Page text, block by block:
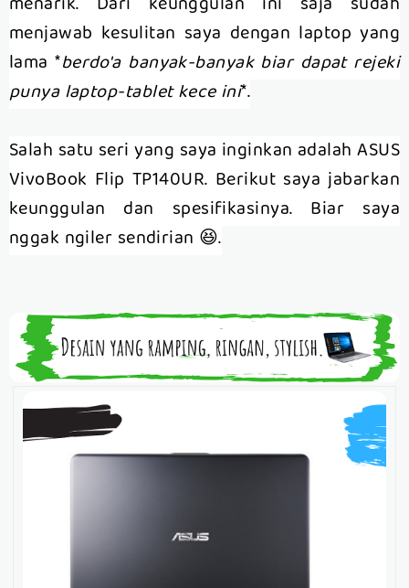
menjawab kesulitan saya dengan laptop yang
lama *berdo'a banyak-banyak biar dapat rejeki
punya laptop-tablet kece ini*.
Salah satu seri yang saya inginkan adalah ASUS
VivoBook Flip TP140UR. Berikut saya jabarkan
keunggulan dan spesifikasinya. Biar saya
nggak ngiler sendirian 😆.